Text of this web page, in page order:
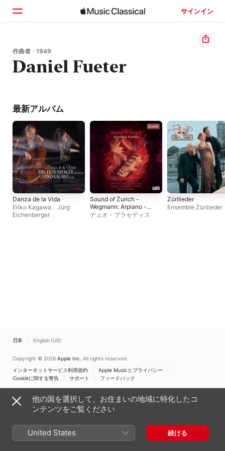
サインイン
ホーム
見つける
作曲者 · 1949
Daniel Fueter
最新アルバム
Danza de la Vida
Eriko Kagawa、 Jürg
Eichenberger
Sound of Zurich -
Wegmann: Arpiano -
Baer: Lichtspuren -
デュオ・プラセディス
Zürilieder
Ensemble Zürilieder
日本 English (US)
Copyright © 2026 Apple Inc. All rights reserved.
インターネットサービス利用規約
Apple Musicとプライバシー
Cookieに関する警告
サポート フィードバック
他の国を選択して、お住まいの地域に特化したコ
ンテンツをご覧ください
United States 続ける